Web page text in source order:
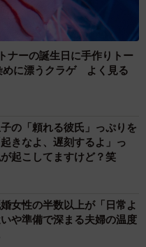
ナーの誕生日に手作りトー
に漂うクラゲ よく見る
子の「頼れる彼氏」っぷりを
きなよ、遅刻するよ」っ
起こしてますけど？笑
女性の半数以上が「日常よ
や準備で深まる夫婦の温度